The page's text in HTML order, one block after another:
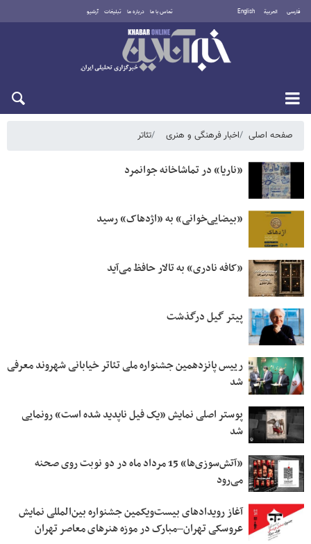
فارسی العربية English تماس با ما درباره ما تبلیغات آرشیو
جمعه ۱۶ مرداد ۱۴۰۵
صفحه اصلی اخبار فرهنگی و هنری تئاتر
«ناریا» در تماشاخانه جوانمرد
«بیضایی‌خوانی» به «اژدهاک» رسید
«کافه نادری» به تالار حافظ می‌آید
پیتر گیل درگذشت
رییس پانزدهمین جشنواره ملی تئاتر خیابانی شهروند معرفی
شد
پوستر اصلی نمایش «یک فیل ناپدید شده است» رونمایی
شد
«آتش‌سوزی‌ها» 15 مرداد ماه در دو نوبت روی صحنه
می‌رود
آغاز رویدادهای بیست‌ویکمین جشنواره بین‌المللی نمایش
عروسکی تهران–مبارک در موزه هنرهای معاصر تهران